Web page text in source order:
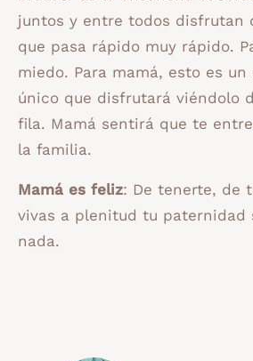
juntos y entre todos disfrutan
que pasa rápido muy rápido.
miedo. Para mamá, esto es
único que disfrutará viéndolo
fila. Mamá sentirá que te
la familia.
Mamá es feliz: De tenerte, de
vivas a plenitud tu paternidad
nada.